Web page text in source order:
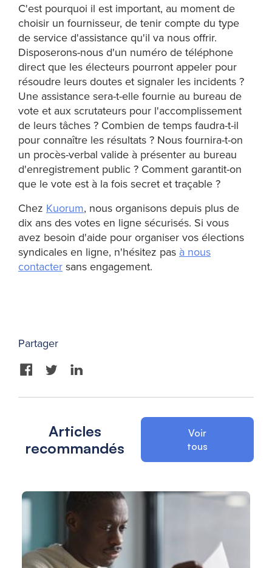
C'est pourquoi il est important, au moment de
choisir un fournisseur, de tenir compte du type
de service d'assistance qu'il va nous offrir.
Disposerons-nous d'un numéro de téléphone
direct que les électeurs pourront appeler pour
résoudre leurs doutes et signaler les incidents ?
Une assistance sera-t-elle fournie au bureau de
vote et aux scrutateurs pour l'accomplissement
de leurs tâches ? Combien de temps faudra-t-il
pour connaître les résultats ? Nous fournira-t-on
un procès-verbal valide à présenter au bureau
d'enregistrement public ? Comment garantit-on
que le vote est à la fois secret et traçable ?
Chez Kuorum, nous organisons depuis plus de
dix ans des votes en ligne sécurisés. Si vous
avez besoin d'aide pour organiser vos élections
syndicales en ligne, n'hésitez pas à nous
contactersans engagement.
Partager
Articles
recommandés
Voir
tous